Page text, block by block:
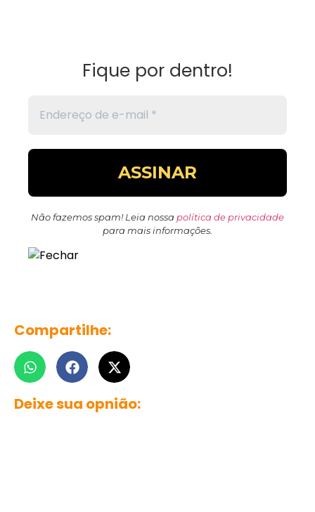
Fique por dentro!
Não fazemos spam! Leia nossa política de privacidade
para mais informações.
Compartilhe:
Deixe sua opnião: